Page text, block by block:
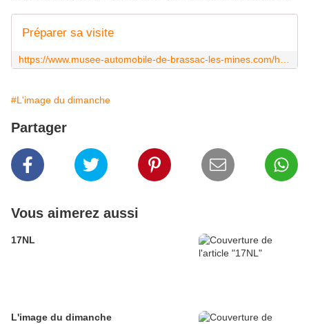
Préparer sa visite
#L'image du dimanche
Partager
Vous aimerez aussi
17NL
L'image du dimanche